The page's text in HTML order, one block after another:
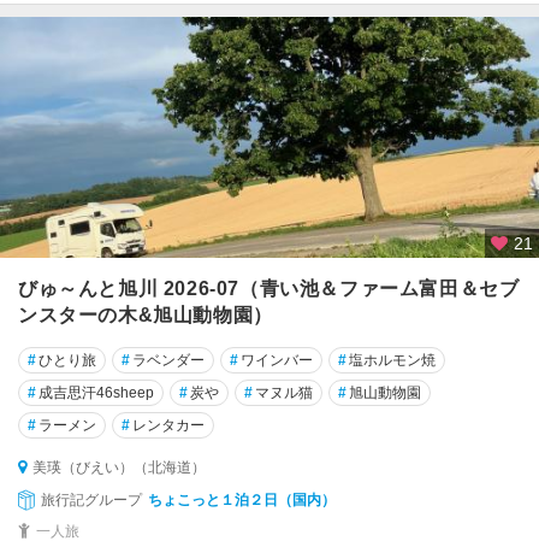
21
びゅ～んと旭川 2026-07（青い池＆ファーム富田＆セブ
ンスターの木&旭山動物園）
#ひとり旅 # ラベンダー # ワインバー #塩ホルモン焼
# 成吉思汗46sheep # 炭や # マヌル猫 #旭山動物園
# ラーメン # レンタカー
美瑛（びえい）（北海道）
旅行記グループ ちょこっと１泊２日（国内）
一人旅